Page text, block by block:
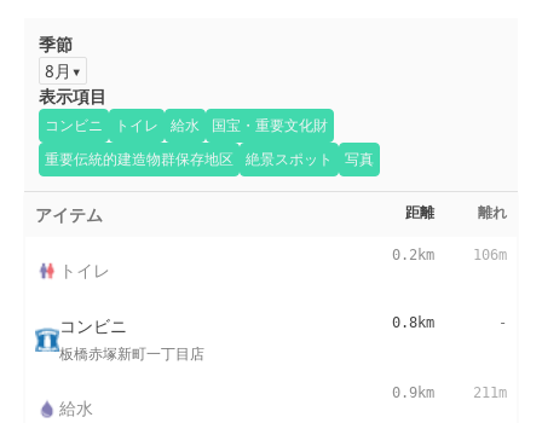
季節
8月
表示項目
コンビニ トイレ 給水
国宝・重要文化財
重要伝統的建造物群保存地区
絶景スポット 写真
アイテム 距離 離れ
トイレ
0.2km 106m
コンビニ
板橋赤塚新町一丁目店
0.8km -
給水
0.9km 211m